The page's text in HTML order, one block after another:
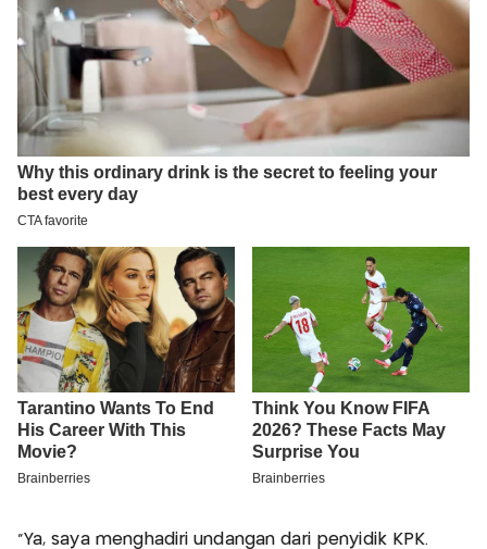
"Ya, saya menghadiri undangan dari penyidik KPK.